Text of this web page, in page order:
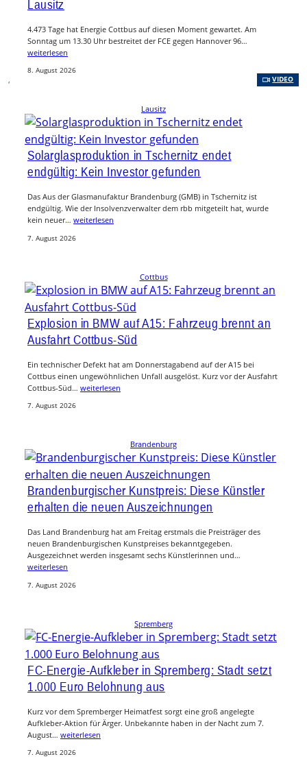
, VIDEO
Lausitz
4.473 Tage hat Energie Cottbus auf diesen Moment gewartet. Am
Sonntag um 13.30 Uhr bestreitet der FCE gegen Hannover 96…
weiterlesen
8. August 2026
Lausitz
Solarglasproduktion in Tschernitz endet
endgültig: Kein Investor gefunden
Das Aus der Glasmanufaktur Brandenburg (GMB) in Tschernitz ist
endgültig. Wie der Insolvenzverwalter dem rbb mitgeteilt hat, wurde
kein neuer… weiterlesen
7. August 2026
Cottbus
Explosion in BMW auf A15: Fahrzeug brennt an
Ausfahrt Cottbus-Süd
Ein technischer Defekt hat am Donnerstagabend auf der A15 bei
Cottbus einen ungewöhnlichen Unfall ausgelöst. Kurz vor der Ausfahrt
Cottbus-Süd… weiterlesen
7. August 2026
Brandenburg
Brandenburgischer Kunstpreis: Diese Künstler
erhalten die neuen Auszeichnungen
Das Land Brandenburg hat am Freitag erstmals die Preisträger des
neuen Brandenburgischen Kunstpreises bekanntgegeben.
Ausgezeichnet werden insgesamt sechs Künstlerinnen und…
weiterlesen
7. August 2026
Spremberg
FC-Energie-Aufkleber in Spremberg: Stadt setzt
1.000 Euro Belohnung aus
Kurz vor dem Spremberger Heimatfest sorgt eine groß angelegte
Aufkleber-Aktion für Ärger. Unbekannte haben in der Nacht zum 7.
August… weiterlesen
7. August 2026